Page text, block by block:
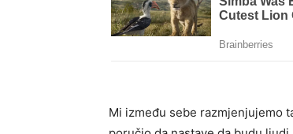
Mi između sebe razmjenjujemo